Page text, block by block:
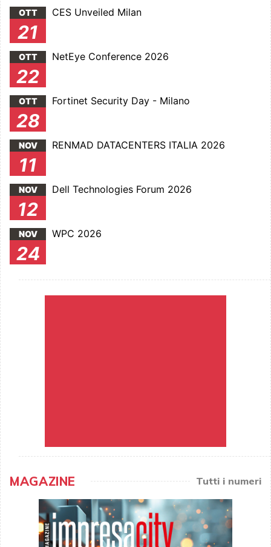
OTT
21
CES Unveiled Milan
OTT
22
NetEye Conference 2026
OTT
28
Fortinet Security Day - Milano
NOV
11
RENMAD DATACENTERS ITALIA 2026
NOV
12
Dell Technologies Forum 2026
NOV
24
WPC 2026
MAGAZINE Tutti i numeri